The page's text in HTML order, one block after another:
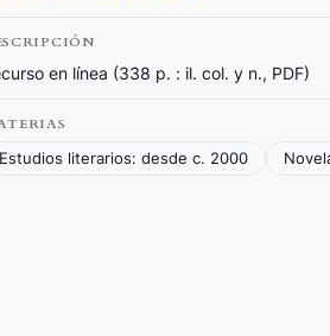
en línea (338 p. : il. col. y n., PDF)
Estudios literarios: desde c. 2000